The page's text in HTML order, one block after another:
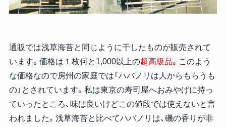
通販では浅草海苔と同じように干したものが販売されて
います。価格は１枚何と1,000以上の超高級品。このよう
な価格なので房州の家庭では「ハバノリは人からもらうも
の」とされています。私は東京の寿司屋へおみやげに持っ
ていったところ、味は良いけどこの値段では使えないと言
われました。浅草海苔と比べてハバノリは、磯の香りが非